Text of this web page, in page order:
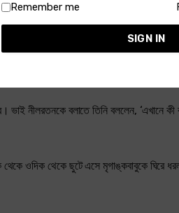
মৃগাঙ্কবাবুকে অনেকবার যেতে লিখেছেন,
ভাই নীলরতনকে বলাতে তিনি বললেন, ‘এখানে কী
থেকে ওদিক থেকে ছুটে এসে মৃগাঙ্কবাবুকে ঘিরে
Remember me
SIGN IN